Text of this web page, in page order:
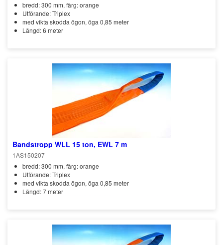
bredd: 300 mm, färg: orange
Utförande: Triplex
med vikta skodda ögon, öga 0,85 meter
Längd: 6 meter
Bandstropp WLL 15 ton, EWL 7 m
1AS150207
bredd: 300 mm, färg: orange
Utförande: Triplex
med vikta skodda ögon, öga 0,85 meter
Längd: 7 meter